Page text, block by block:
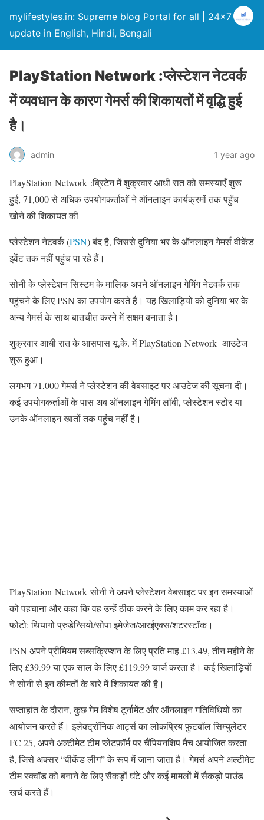
mylifestyles.in: Supreme blog Portal for all | 24×7
update in English, Hindi, Bengali
PlayStation Network :प्लेस्टेशन नेटवर्क
में व्यवधान के कारण गेमर्स की शिकायतों में वृद्धि हुई
है।
admin 1 year ago
PlayStation Network :ब्रिटेन में शुक्रवार आधी रात को समस्याएँ शुरू
हुईं, 71,000 से अधिक उपयोगकर्ताओं ने ऑनलाइन कार्यक्रमों तक पहुँच
खोने की शिकायत की
प्लेस्टेशन नेटवर्क (PSN) बंद है, जिससे दुनिया भर के ऑनलाइन गेमर्स वीकेंड
इवेंट तक नहीं पहुंच पा रहे हैं।
सोनी के प्लेस्टेशन सिस्टम के मालिक अपने ऑनलाइन गेमिंग नेटवर्क तक
पहुंचने के लिए PSN का उपयोग करते हैं। यह खिलाड़ियों को दुनिया भर के
अन्य गेमर्स के साथ बातचीत करने में सक्षम बनाता है।
शुक्रवार आधी रात के आसपास यू.के. में PlayStation Network आउटेज
शुरू हुआ।
लगभग 71,000 गेमर्स ने प्लेस्टेशन की वेबसाइट पर आउटेज की सूचना दी।
कई उपयोगकर्ताओं के पास अब ऑनलाइन गेमिंग लॉबी, प्लेस्टेशन स्टोर या
उनके ऑनलाइन खातों तक पहुंच नहीं है।
PlayStation Network सोनी ने अपने प्लेस्टेशन वेबसाइट पर इन समस्याओं
को पहचाना और कहा कि वह उन्हें ठीक करने के लिए काम कर रहा है।
फोटो: थियागो प्रुडेन्सियो/सोपा इमेजेज/आरईएक्स/शटरस्टॉक।
PSN अपने प्रीमियम सब्सक्रिप्शन के लिए प्रति माह £13.49, तीन महीने के
लिए £39.99 या एक साल के लिए £119.99 चार्ज करता है। कई खिलाड़ियों
ने सोनी से इन कीमतों के बारे में शिकायत की है।
सप्ताहांत के दौरान, कुछ गेम विशेष टूर्नामेंट और ऑनलाइन गतिविधियों का
आयोजन करते हैं। इलेक्ट्रॉनिक आर्ट्स का लोकप्रिय फुटबॉल सिम्युलेटर
FC 25, अपने अल्टीमेट टीम प्लेटफ़ॉर्म पर चैंपियनशिप मैच आयोजित करता
है, जिसे अक्सर “वीकेंड लीग” के रूप में जाना जाता है। गेमर्स अपने अल्टीमेट
टीम स्क्वॉड को बनाने के लिए सैकड़ों घंटे और कई मामलों में सैकड़ों पाउंड
खर्च करते हैं।